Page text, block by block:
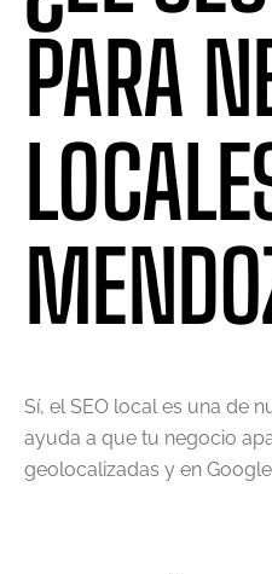
PARA
Sí, el SEO local es una de
ayuda a que tu negocio
geolocalizadas y en